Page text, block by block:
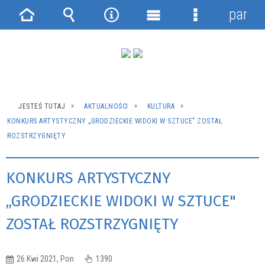
JESTEŚ TUTAJ AKTUALNOŚCI
KULTURA
KONKURS ARTYSTYCZNY „GRODZIECKIE WIDOKI W SZTUCE" ZOSTAŁ
ROZSTRZYGNIĘTY
KONKURS ARTYSTYCZNY
„GRODZIECKIE WIDOKI W SZTUCE"
ZOSTAŁ ROZSTRZYGNIĘTY
26 Kwi 2021, Pon 1390
Strona Wyszukiwarka
NarzędziaMenu
Menu
panel